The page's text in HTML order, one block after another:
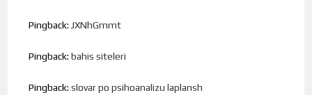
Pingback: JXNhGmmt
Pingback:bahis siteleri
Pingback:slovar po psihoanalizu laplansh